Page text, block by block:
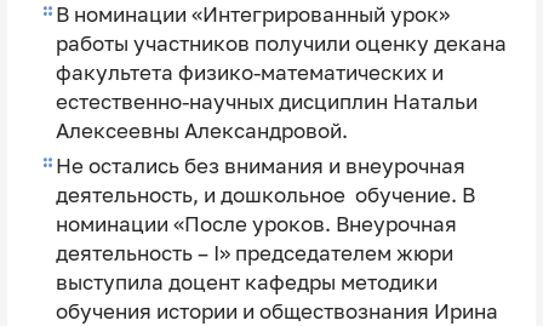
В номинации «Интегрированный урок»
работы участников получили оценку декана
факультета физико-математических и
естественно-научных дисциплин Натальи
Алексеевны Александровой.
Не остались без внимания и внеурочная
деятельность, и дошкольное обучение. В
номинации «После уроков. Внеурочная
деятельность – I» председателем жюри
выступила доцент кафедры методики
обучения истории и обществознания Ирина